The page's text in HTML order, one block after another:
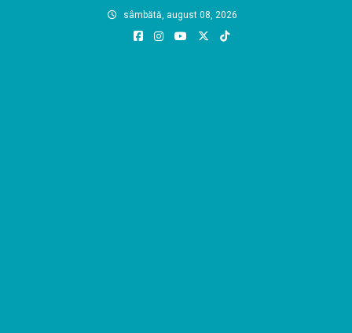
sâmbătă, august 08, 2026